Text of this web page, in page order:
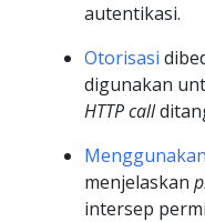
autentikasi.
Otorisasi
digunakan
HTTP call
menjelaskan
intersep